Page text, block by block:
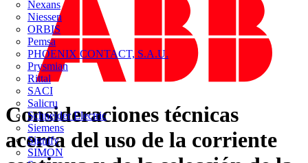
Nexans
Niessen
ORBIS
Pemsa
PHOENIX CONTACT, S.A.U.
Prysmian
Rittal
SACI
Salicru
Schneider Electric
Siemens
Signify
SIMON
Consideraciones técnicas
acerca del uso de la corriente